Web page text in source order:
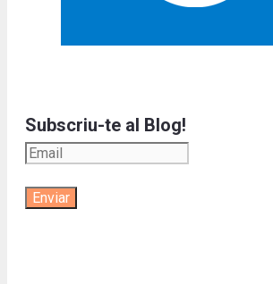
Subscriu-te al Blog!